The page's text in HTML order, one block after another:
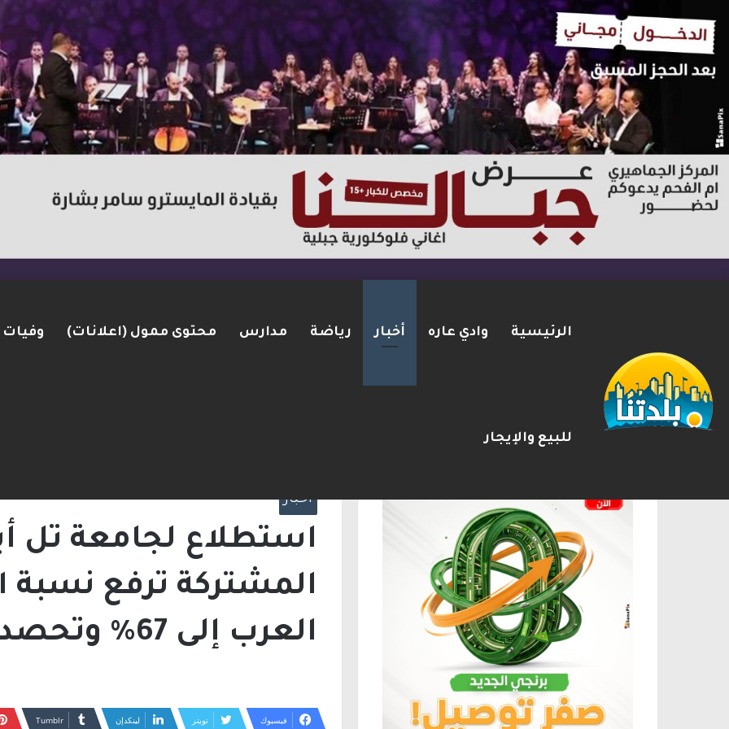
الرئيسية وادي عاره أخبار رياضة مدارس محتوى ممول (اعلانات) وفيات
للبيع والإيجار
يوآف سيغالوفيتش يستقيل من الكنيست ويغادر “يش عتيد”.. وترقب لوجهته
أخبار
استطلاع لجامعة تل
المشتركة ترفع نسبة
العرب إلى 67% وتحصد 16 مقعدًا
فيسبوك تويتر لينكدإن
الإعلانات